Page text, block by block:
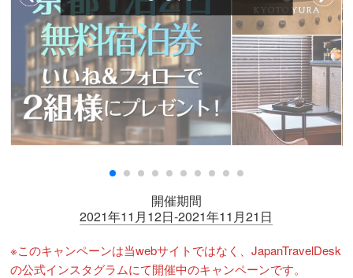
開催期間
2021年11月12日-2021年11月21日
※このキャンペーンは当webサイトではなく、JapanTravelDesk
の公式インスタグラムにて開催中のキャンペーンです。